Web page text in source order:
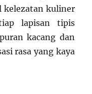
kelezatan kuliner
lapisan tipis
kacang dan
rasa yang kaya